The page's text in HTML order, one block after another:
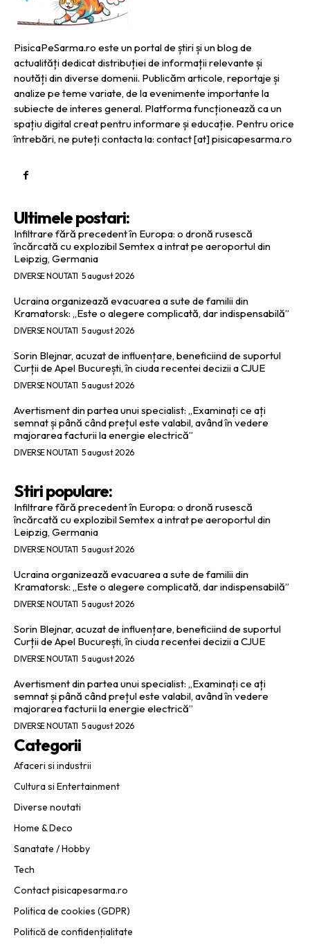
PisicaPeSarma.ro este un portal de știri și un blog de
actualități dedicat distribuției de informații relevante și
noutăți din diverse domenii. Publicăm articole, reportaje și
analize pe teme variate, de la evenimente importante la
subiecte de interes general. Platforma funcționează ca un
spațiu digital creat pentru informare și educație. Pentru orice
întrebări, ne puteți contacta la: contact [at] pisicapesarma.ro
Ultimele postari:
Infiltrare fără precedent în Europa: o dronă rusescă
încărcată cu explozibil Semtex a intrat pe aeroportul din
Leipzig, Germania
DIVERSE NOUTATI 5 august 2026
Ucraina organizează evacuarea a sute de familii din
Kramatorsk: „Este o alegere complicată, dar indispensabilă”
DIVERSE NOUTATI 5 august 2026
Sorin Blejnar, acuzat de influențare, beneficiind de suportul
Curții de Apel București, în ciuda recentei decizii a CJUE
DIVERSE NOUTATI 5 august 2026
Avertisment din partea unui specialist: „Examinați ce ați
semnat și până când prețul este valabil, având în vedere
majorarea facturii la energie electrică”
DIVERSE NOUTATI 5 august 2026
Stiri populare:
Infiltrare fără precedent în Europa: o dronă rusescă
încărcată cu explozibil Semtex a intrat pe aeroportul din
Leipzig, Germania
DIVERSE NOUTATI 5 august 2026
Ucraina organizează evacuarea a sute de familii din
Kramatorsk: „Este o alegere complicată, dar indispensabilă”
DIVERSE NOUTATI 5 august 2026
Sorin Blejnar, acuzat de influențare, beneficiind de suportul
Curții de Apel București, în ciuda recentei decizii a CJUE
DIVERSE NOUTATI 5 august 2026
Avertisment din partea unui specialist: „Examinați ce ați
semnat și până când prețul este valabil, având în vedere
majorarea facturii la energie electrică”
DIVERSE NOUTATI 5 august 2026
Categorii
Afaceri si industrii
Cultura si Entertainment
Diverse noutati
Home & Deco
Sanatate / Hobby
Tech
Contact pisicapesarma.ro
Politica de cookies (GDPR)
Politică de confidențialitate